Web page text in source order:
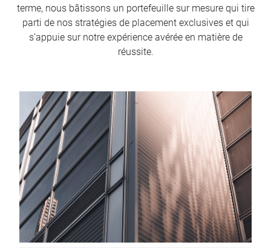
terme, nous bâtissons un portefeuille sur mesure qui tire
parti de nos stratégies de placement exclusives et qui
s’appuie sur notre expérience avérée en matière de
réussite.